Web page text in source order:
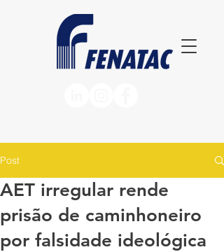
Post
AET irregular rende
prisão de caminhoneiro
por falsidade ideológica